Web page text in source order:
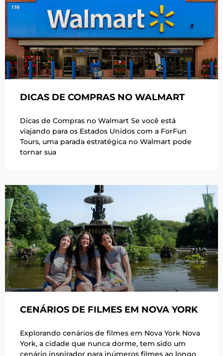
DICAS DE COMPRAS NO WALMART
Dicas de Compras no Walmart Se você está
viajando para os Estados Unidos com a ForFun
Tours, uma parada estratégica no Walmart pode
tornar sua
CENÁRIOS DE FILMES EM NOVA YORK
Explorando cenários de filmes em Nova York Nova
York, a cidade que nunca dorme, tem sido um
cenário inspirador para inúmeros filmes ao longo